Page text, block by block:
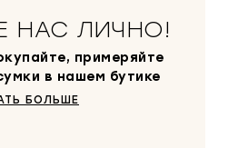
НАС ЛИЧНО!
примеряйте
в нашем бутике
БОЛЬШЕ